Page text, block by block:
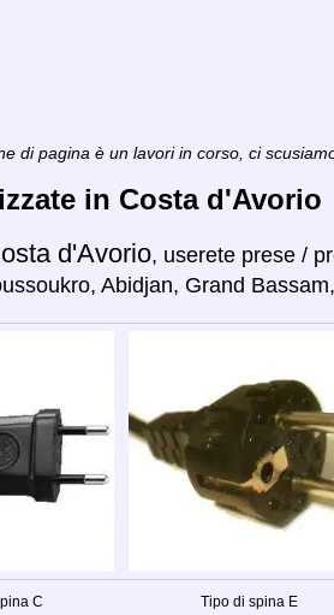
di pagina è un lavori in corso, ci
in Costa d'Avorio
d'Avorio, userete prese /
Abidjan, Grand
C Tipo di spina E